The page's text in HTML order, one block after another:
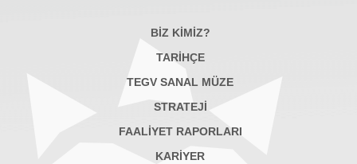
BİZ KİMİZ?
TARİHÇE
TEGV SANAL MÜZE
STRATEJİ
FAALİYET RAPORLARI
KARIYER